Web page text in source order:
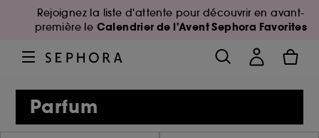
Rejoignez la liste d'attente pour découvrir en avant-
première le Calendrier de l'Avent Sephora Favorites
Parfum